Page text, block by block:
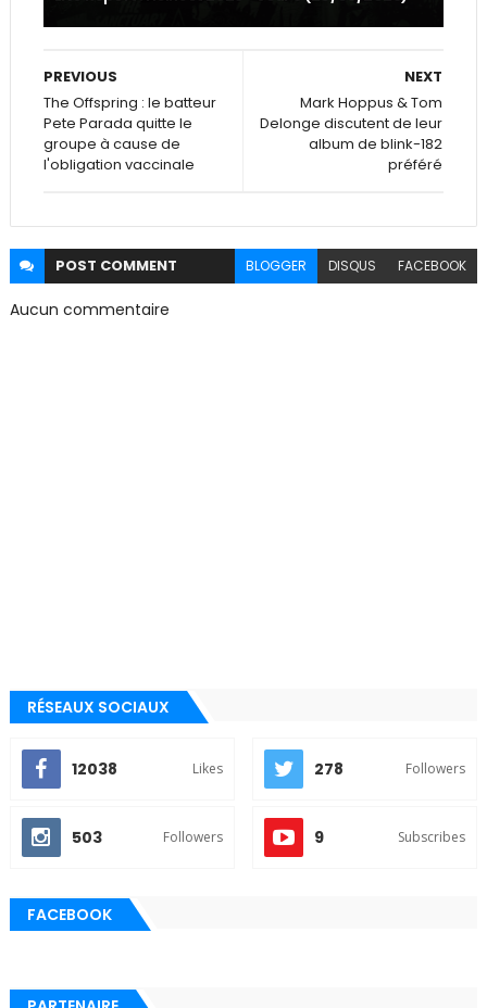
NEXT
Mark Hoppus & Tom
Delonge discutent de leur
album de blink-182
préféré
PREVIOUS
The Offspring : le batteur
Pete Parada quitte le
groupe à cause de
l'obligation vaccinale
POST COMMENT BLOGGER DISQUS FACEBOOK
Aucun commentaire
RÉSEAUX SOCIAUX
12038 Likes 278 Followers
503 Followers 9 Subscribes
FACEBOOK